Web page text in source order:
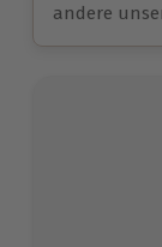
andere